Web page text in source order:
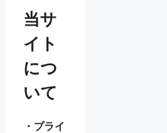
当サ
イト
につ
いて
・プライ